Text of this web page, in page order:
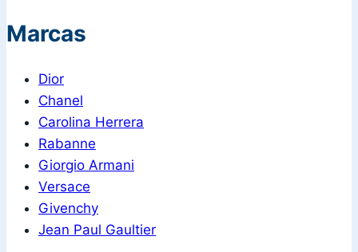
Marcas
Dior
Chanel
Carolina Herrera
Rabanne
Giorgio Armani
Versace
Givenchy
Jean Paul Gaultier